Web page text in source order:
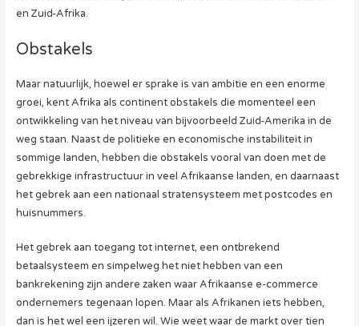
en Zuid-Afrika.
Obstakels
Maar natuurlijk, hoewel er sprake is van ambitie en een enorme
groei, kent Afrika als continent obstakels die momenteel een
ontwikkeling van het niveau van bijvoorbeeld Zuid-Amerika in de
weg staan. Naast de politieke en economische instabiliteit in
sommige landen, hebben die obstakels vooral van doen met de
gebrekkige infrastructuur in veel Afrikaanse landen, en daarnaast
het gebrek aan een nationaal stratensysteem met postcodes en
huisnummers.
Het gebrek aan toegang tot internet, een ontbrekend
betaalsysteem en simpelweg het niet hebben van een
bankrekening zijn andere zaken waar Afrikaanse e-commerce
ondernemers tegenaan lopen. Maar als Afrikanen iets hebben,
dan is het wel een ijzeren wil. Wie weet waar de markt over tien